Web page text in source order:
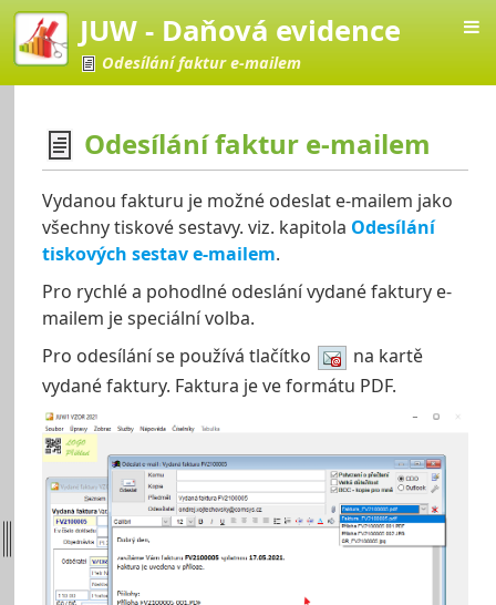
JUW - Daňová evidence
Odesílání faktur e-mailem
evidence
Odesílání faktur e-mailem
Vydanou fakturu je možné odeslat e-mailem jako
všechny tiskové sestavy. viz. kapitola Odesílání
tiskových sestav e-mailem.
Pro rychlé a pohodlné odeslání vydané faktury e-
mailem je speciální volba.
Pro odesílání se používá tlačítko
na kartě
vydané faktury. Faktura je ve formátu PDF.